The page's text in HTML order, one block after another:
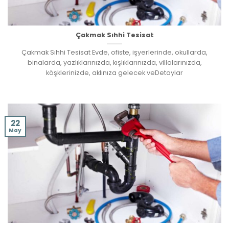
Çakmak Sıhhi Tesisat
Çakmak Sıhhi Tesisat Evde, ofiste, işyerlerinde, okullarda,
binalarda, yazlıklarınızda, kışlıklarınızda, villalarınızda,
köşklerinizde, aklınıza gelecek veDetaylar
22
May